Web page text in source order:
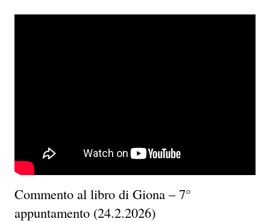
Commento al libro di Giona – 7°
appuntamento (24.2.2026)